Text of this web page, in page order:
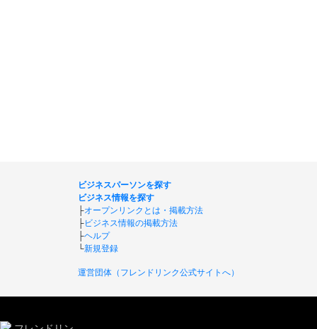
ビジネスパーソンを探す
ビジネス情報を探す
├オープンリンクとは・掲載方法
├ビジネス情報の掲載方法
├ヘルプ
└新規登録
運営団体（フレンドリンク公式サイトへ）